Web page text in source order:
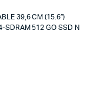
39,6 CM (15.6″)
SDRAM 512 GO SSD N